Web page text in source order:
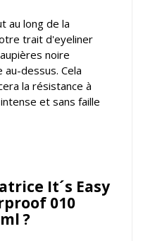
au long de la
trait d'eyeliner
noire
dessus. Cela
la résistance à
et sans faille
It´s Easy
010
?